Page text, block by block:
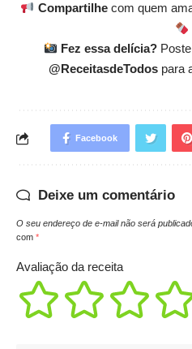
Compartilhecom quem
Fez essa delícia?Poste
@ReceitasdeTodospara
Facebook
Deixe um comentário
O seu endereço de e-mail não será
com *
Avaliação da receita